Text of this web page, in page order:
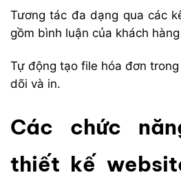
Tương tác đa dạng qua các
gồm bình luận của khách
Tự động tạo file hóa đơn
dõi và in.
Các chức
thiết kế